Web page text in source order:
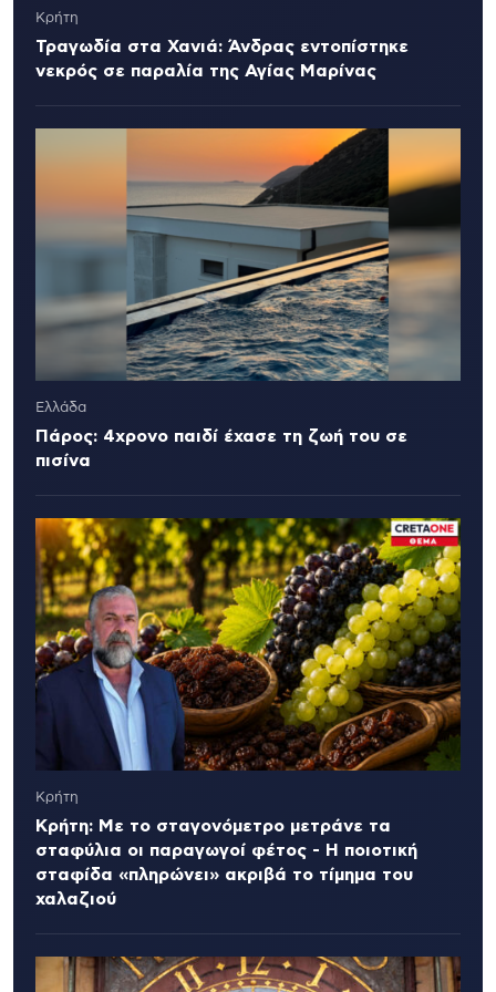
Κρήτη
Τραγωδία στα Χανιά: Άνδρας εντοπίστηκε
νεκρός σε παραλία της Αγίας Μαρίνας
Ελλάδα
Πάρος: 4χρονο παιδί έχασε τη ζωή του σε
πισίνα
Κρήτη
Κρήτη: Με το σταγονόμετρο μετράνε τα
σταφύλια οι παραγωγοί φέτος - Η ποιοτική
σταφίδα «πληρώνει» ακριβά το τίμημα του
χαλαζιού